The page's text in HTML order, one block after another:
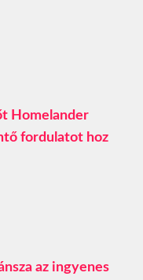
Homelander
fordulatot hoz
az ingyenes